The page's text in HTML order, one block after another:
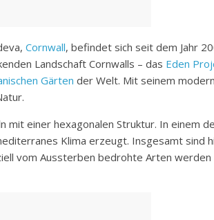
Cornwall, befindet sich seit dem Jahr
Landschaft Cornwalls – das Eden
Gärten der Welt. Mit seinem
mit einer hexagonalen Struktur. In einem
Klima erzeugt. Insgesamt sind
vom Aussterben bedrohte Arten